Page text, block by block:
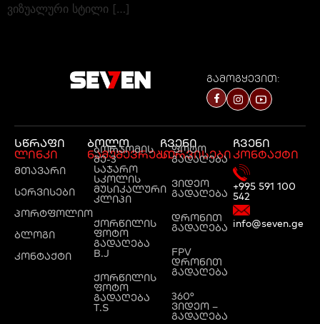
ვიზუალური სტილი […]
გამოგყევით:
სწრაფი
ლინკი
მთავარი
სერვისები
პორტფოლიო
ბლოგი
კონტაქტი
ბოლო
ნამუშევრები
ბორჯომის
მე-3
საჯარო
სკოლის
მუსიკალური
კლიპი
ქორწილის
ფოტო
გადაღება
B.J
ქორწილის
ფოტო
გადაღება
T.S
ჩვენი
სერვისები
ფოტო
გადაღება
ვიდეო
გადაღება
დრონით
გადაღება
FPV
დრონით
გადაღება
360°
ვიდეო –
გადაღება
ჩვენი
კონტაქტი
+995 591 100
542
info@seven.ge